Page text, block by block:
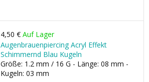
4,50 € Auf Lager
Augenbrauenpiercing Acryl Effekt
Schimmernd Blau Kugeln
Größe: 1.2 mm / 16 G - Länge: 08 mm -
Kugeln: 03 mm